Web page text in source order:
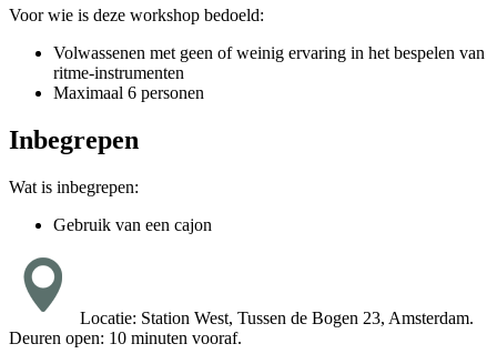
Voor wie is deze workshop bedoeld:
Volwassenen met geen of weinig ervaring in het bespelen van
ritme-instrumenten
Maximaal 6 personen
Inbegrepen
Wat is inbegrepen:
Gebruik van een cajon
Locatie: Station West, Tussen de Bogen 23, Amsterdam.
Deuren open: 10 minuten vooraf.